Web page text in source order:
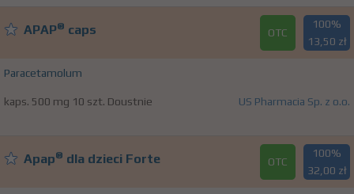
APAP® caps OTC
100%
13,50 zł
Paracetamolum
kaps. 500 mg 10 szt. Doustnie US Pharmacia Sp. z o.o.
Apap® dla dzieci Forte OTC
100%
32,00 zł